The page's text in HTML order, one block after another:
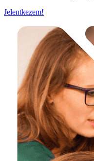
Jelentkezem!